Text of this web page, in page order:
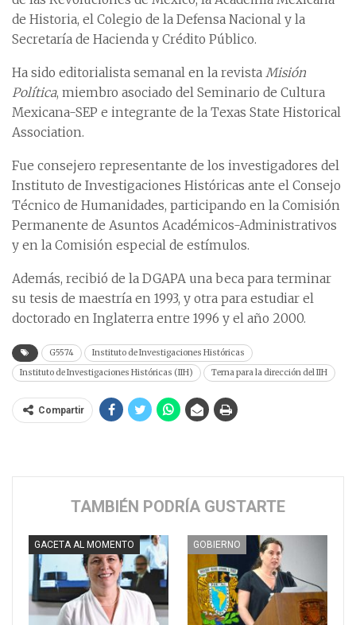
de Historia, el Colegio de la Defensa Nacional y la
Secretaría de Hacienda y Crédito Público.
Ha sido editorialista semanal en la revista Misión
Política, miembro asociado del Seminario de Cultura
Mexicana-SEP e integrante de la Texas State Historical
Association.
Fue consejero representante de los investigadores del
Instituto de Investigaciones Históricas ante el Consejo
Técnico de Humanidades, participando en la Comisión
Permanente de Asuntos Académicos-Administrativos
y en la Comisión especial de estímulos.
Además, recibió de la DGAPA una beca para terminar
su tesis de maestría en 1993, y otra para estudiar el
doctorado en Inglaterra entre 1996 y el año 2000.
G5574
Instituto de Investigaciones Históricas
Instituto de Investigaciones Históricas (IIH)
Terna para la dirección del IIH
Compartir
TAMBIÉN PODRÍA GUSTARTE
GACETA AL MOMENTO GOBIERNO